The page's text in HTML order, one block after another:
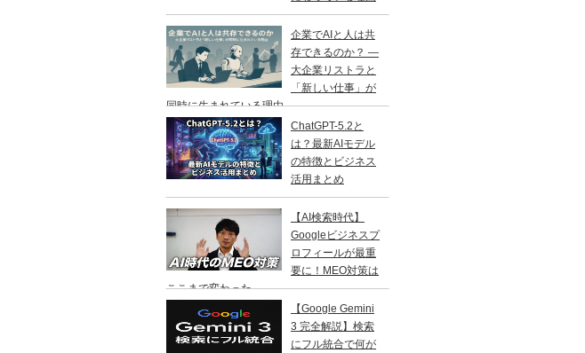
企業でAIと人は共
存できるのか？ ―
大企業リストラと
「新しい仕事」が
同時に生まれている理由 ―
ChatGPT-5.2と
は？最新AIモデル
の特徴とビジネス
活用まとめ
【AI検索時代】
Googleビジネスプ
ロフィールが最重
要に！MEO対策は
ここまで変わった
【Google Gemini
3 完全解説】検索
にフル統合で何が